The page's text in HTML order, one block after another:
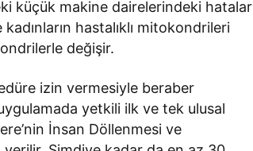
küçük makine dairelerindeki hatalar
hastalıklı mitokondrileri
değişir.
izin vermesiyle beraber
yetkili ilk ve tek ulusal
İnsan Döllenmesi ve